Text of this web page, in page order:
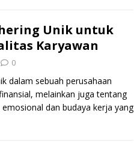
Unik untuk
Karyawan
0
dalam sebuah perusahaan
melainkan juga tentang
dan budaya kerja yang